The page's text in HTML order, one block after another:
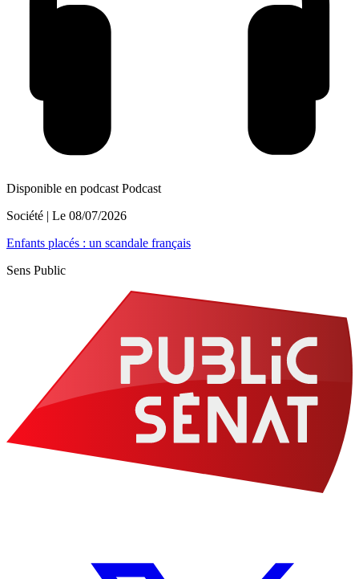
Disponible en podcast Podcast
Société | Le 08/07/2026
Enfants placés : un scandale français
Sens Public